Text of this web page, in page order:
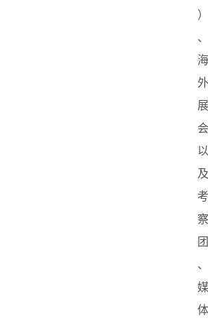
）
、
海
外
展
会
以
及
考
察
团
、
媒
体